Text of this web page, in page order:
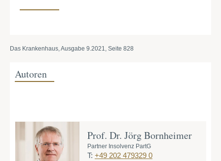
Das Krankenhaus, Ausgabe 9.2021, Seite 828
Autoren
Prof. Dr. Jörg Bornheimer
Partner Insolvenz PartG
T: +49 202 479329 0